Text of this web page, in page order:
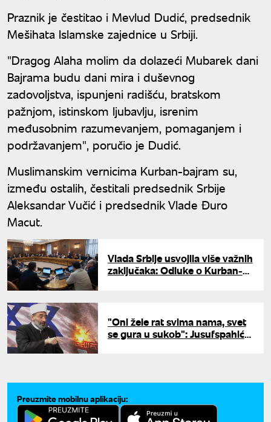
Praznik je čestitao i Mevlud Dudić, predsednik
Mešihata Islamske zajednice u Srbiji.
"Dragog Alaha molim da dolazeći Mubarek dani
Bajrama budu dani mira i duševnog
zadovoljstva, ispunjeni radišću, bratskom
pažnjom, istinskom ljubavlju, isrenim
međusobnim razumevanjem, pomaganjem i
podržavanjem", poručio je Dudić.
Muslimanskim vernicima Kurban-bajram su,
između ostalih, čestitali predsednik Srbije
Aleksandar Vučić i predsednik Vlade Đuro
Macut.
Vlada Srbije usvojila više važnih
zaključaka: Odluke o Kurban-
"Oni žele rat svima nama, svet
se gura u sukob": Jusufspahić
Preuzmite mobilnu aplikaciju: